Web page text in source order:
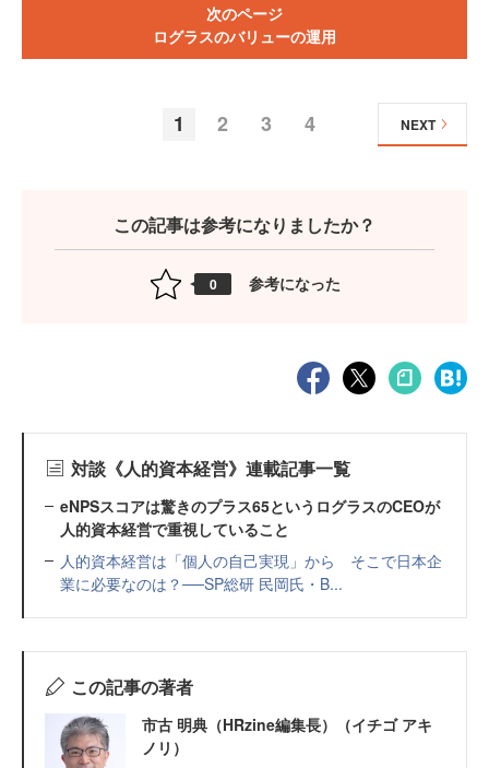
次のページ
ログラスのバリューの運用
1 2 3 4 NEXT
この記事は参考になりましたか？
0 参考になった
対談《人的資本経営》連載記事一覧
eNPSスコアは驚きのプラス65というログラスのCEOが
人的資本経営で重視していること
人的資本経営は「個人の自己実現」から そこで日本企
業に必要なのは？──SP総研 民岡氏・B...
この記事の著者
市古 明典（HRzine編集長）（イチゴ アキ
ノリ）